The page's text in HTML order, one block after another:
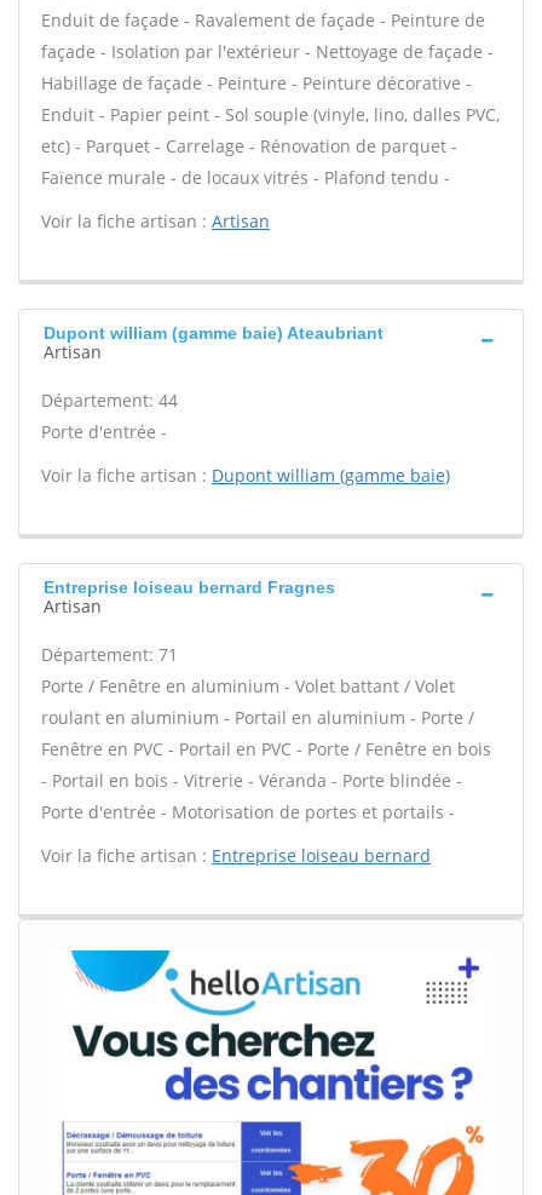
Enduit de façade - Ravalement de façade - Peinture de
façade - Isolation par l'extérieur - Nettoyage de façade -
Habillage de façade - Peinture - Peinture décorative -
Enduit - Papier peint - Sol souple (vinyle, lino, dalles PVC,
etc) - Parquet - Carrelage - Rénovation de parquet -
Faïence murale - de locaux vitrés - Plafond tendu -
Voir la fiche artisan : Artisan
Dupont william (gamme baie) Ateaubriant
Artisan
Département: 44
Porte d'entrée -
Voir la fiche artisan : Dupont william (gamme baie)
Entreprise loiseau bernard Fragnes
Artisan
Département: 71
Porte / Fenêtre en aluminium - Volet battant / Volet
roulant en aluminium - Portail en aluminium - Porte /
Fenêtre en PVC - Portail en PVC - Porte / Fenêtre en bois
- Portail en bois - Vitrerie - Véranda - Porte blindée -
Porte d'entrée - Motorisation de portes et portails -
Voir la fiche artisan : Entreprise loiseau bernard